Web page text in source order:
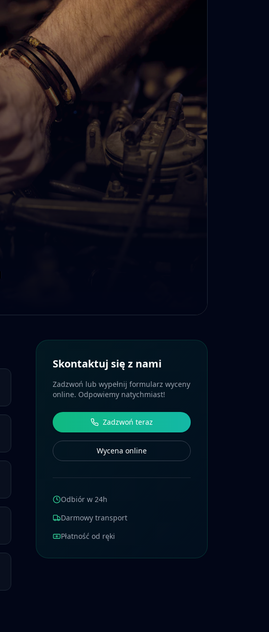
Skontaktuj się z nami
Zadzwoń lub wypełnij formularz wyceny
online. Odpowiemy natychmiast!
Zadzwoń teraz
Wycena online
Odbiór w 24h
Darmowy transport
Płatność od ręki